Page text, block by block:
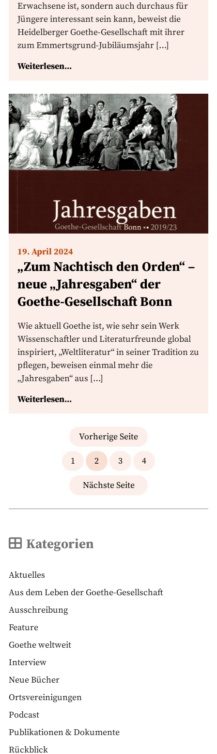
Erwachsene ist, sondern auch durchaus für
Jüngere interessant sein kann, beweist die
Heidelberger Goethe-Gesellschaft mit ihrer
zum Emmertsgrund-Jubiläumsjahr […]
Weiterlesen...
19. April 2024
„Zum Nachtisch den Orden“ –
neue „Jahresgaben“ der
Goethe-Gesellschaft Bonn
Wie aktuell Goethe ist, wie sehr sein Werk
Wissenschaftler und Literaturfreunde global
inspiriert, „Weltliteratur“ in seiner Tradition zu
pflegen, beweisen einmal mehr die
„Jahresgaben“ aus […]
Weiterlesen...
Seitennummerierung
Vorherige Seite
1 2 3 4
Nächste Seite
Kategorien
Aktuelles
Aus dem Leben der Goethe-Gesellschaft
Ausschreibung
Feature
Goethe weltweit
Interview
Neue Bücher
Ortsvereinigungen
Podcast
Publikationen & Dokumente
Rückblick